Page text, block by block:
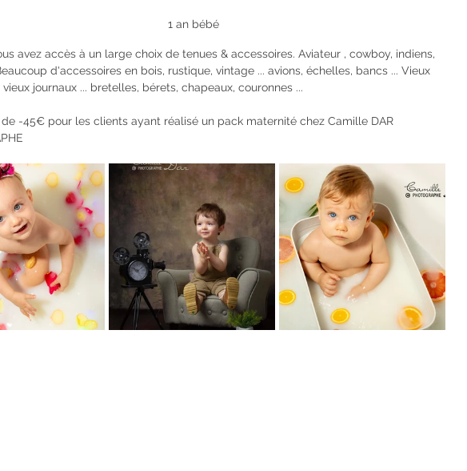
1 an bébé
avez accès à un large choix de tenues & accessoires. Aviateur , cowboy, indiens,
d'accessoires en bois, rustique, vintage ... avions, échelles, bancs ... Vieux
journaux ... bretelles, bérets, chapeaux, couronnes ...
-45€ pour les clients ayant réalisé un pack maternité chez Camille DAR